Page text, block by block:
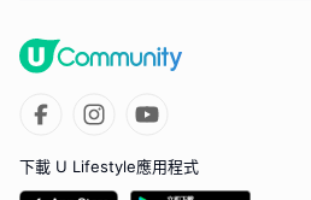
下載 U Lifestyle應用程式